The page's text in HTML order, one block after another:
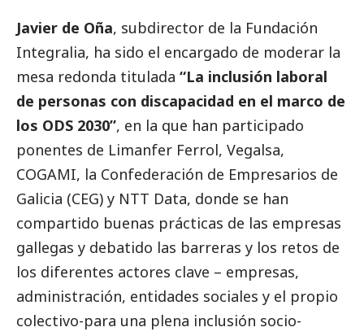
Javier de Oña, subdirector de la Fundación
Integralia, ha sido el encargado de moderar la
mesa redonda titulada “La inclusión laboral
de personas con discapacidad en el marco de
los ODS 2030”, en la que han participado
ponentes de Limanfer Ferrol, Vegalsa,
COGAMI, la Confederación de Empresarios de
Galicia (CEG) y NTT Data, donde se han
compartido buenas prácticas de las empresas
gallegas y debatido las barreras y los retos de
los diferentes actores clave – empresas,
administración, entidades sociales y el propio
colectivo-para una plena inclusión socio-